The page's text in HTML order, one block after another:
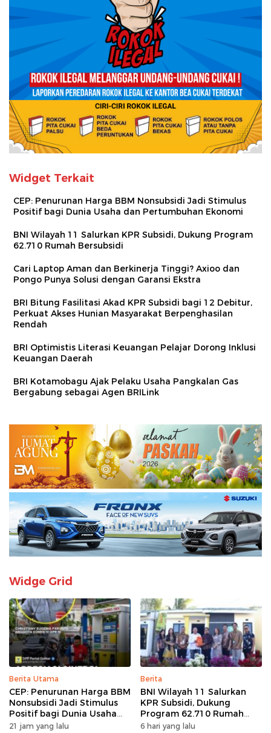
Widget Terkait
CEP: Penurunan Harga BBM Nonsubsidi Jadi Stimulus
Positif bagi Dunia Usaha dan Pertumbuhan Ekonomi
BNI Wilayah 11 Salurkan KPR Subsidi, Dukung Program
62.710 Rumah Bersubsidi
Cari Laptop Aman dan Berkinerja Tinggi? Axioo dan
Pongo Punya Solusi dengan Garansi Ekstra
BRI Bitung Fasilitasi Akad KPR Subsidi bagi 12 Debitur,
Perkuat Akses Hunian Masyarakat Berpenghasilan
Rendah
BRI Optimistis Literasi Keuangan Pelajar Dorong Inklusi
Keuangan Daerah
BRI Kotamobagu Ajak Pelaku Usaha Pangkalan Gas
Bergabung sebagai Agen BRILink
Widge Grid
Berita Utama
CEP: Penurunan Harga BBM
Nonsubsidi Jadi Stimulus
Positif bagi Dunia Usaha
dan Pertumbuhan Ekonomi
21 jam yang lalu
Berita
BNI Wilayah 11 Salurkan
KPR Subsidi, Dukung
Program 62.710 Rumah
Bersubsidi
6 hari yang lalu